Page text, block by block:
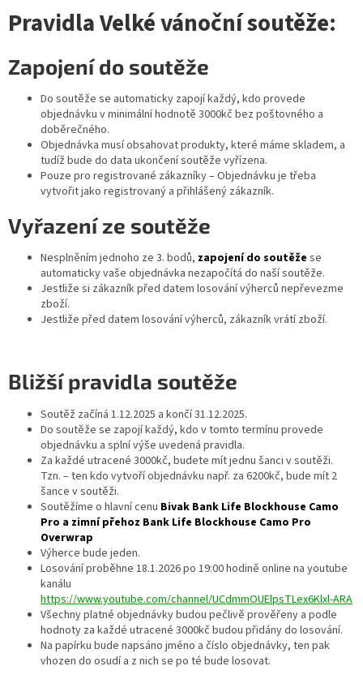
Pravidla Velké vánoční soutěže:
Zapojení do soutěže
Do soutěže se automaticky zapojí každý, kdo provede
objednávku v minimální hodnotě 3000kč bez poštovného a
doběrečného.
Objednávka musí obsahovat produkty, které máme skladem, a
tudíž bude do data ukončení soutěže vyřízena.
Pouze pro registrované zákazníky – Objednávku je třeba
vytvořit jako registrovaný a přihlášený zákazník.
Vyřazení ze soutěže
Nesplněním jednoho ze 3. bodů, zapojení do soutěže se
automaticky vaše objednávka nezapočítá do naší soutěže.
Jestliže si zákazník před datem losování výherců nepřevezme
zboží.
Jestliže před datem losování výherců, zákazník vrátí zboží.
Bližší pravidla soutěže
Soutěž začíná 1.12.2025 a končí 31.12.2025.
Do soutěže se zapojí každý, kdo v tomto termínu provede
objednávku a splní výše uvedená pravidla.
Za každé utracené 3000kč, budete mít jednu šanci v soutěži.
Tzn. – ten kdo vytvoří objednávku např. za 6200kč, bude mít 2
šance v soutěži.
Soutěžíme o hlavní cenu Bivak Bank Life Blockhouse Camo
Pro a zimní přehoz Bank Life Blockhouse Camo Pro
Overwrap
Výherce bude jeden.
Losování proběhne 18.1.2026 po 19:00 hodině online na youtube
kanálu
https://www.youtube.com/channel/UCdmmOUElpsTLex6Klxl-ARA
Všechny platné objednávky budou pečlivě prověřeny a podle
hodnoty za každé utracené 3000kč budou přidány do losování.
Na papírku bude napsáno jméno a číslo objednávky, ten pak
vhozen do osudí a z nich se po té bude losovat.